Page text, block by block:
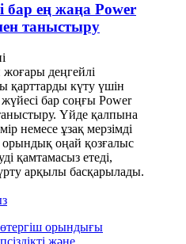
бар ең жаңа Power
таныстыру
деңгейлі
қарттарды күту үшін
бар соңғы Power
Үйде қалпына
немесе ұзақ мерзімді
орындық оңай қозғалыс
қамтамасыз етеді,
арқылы басқарылады.